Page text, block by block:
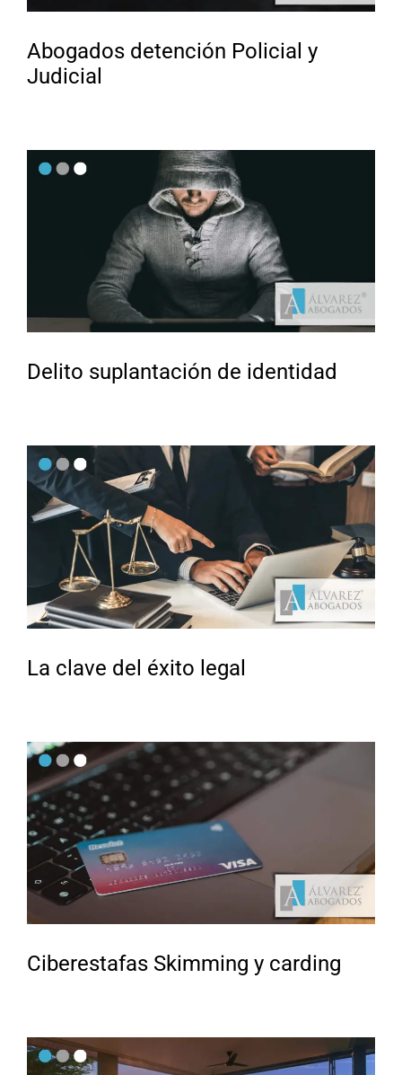
Abogados detención Policial y
Judicial
Delito suplantación de identidad
La clave del éxito legal
Ciberestafas Skimming y carding